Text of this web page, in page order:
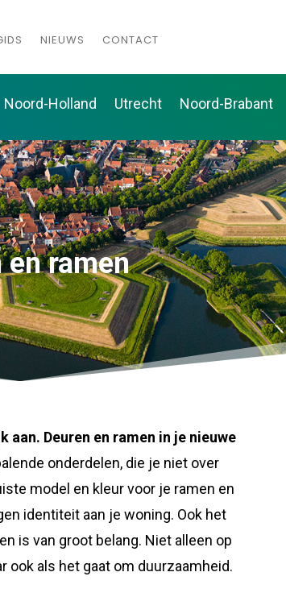
NIEUWS CONTACT
Noord-Holland Utrecht Noord-Brabant
en ramen
Deuren en ramen in je nieuwe
onderdelen, die je niet over
model en kleur voor je ramen en
identiteit aan je woning. Ook het
is van groot belang. Niet alleen op
ook als het gaat om duurzaamheid.